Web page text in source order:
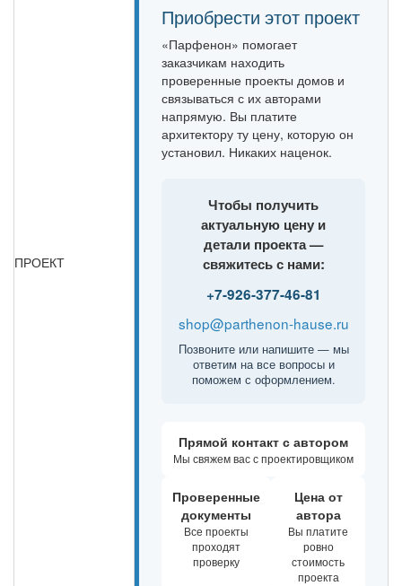
ПРОЕКТ
Приобрести этот проект
«Парфенон» помогает
заказчикам находить
проверенные проекты домов и
связываться с их авторами
напрямую. Вы платите
архитектору ту цену, которую он
установил. Никаких наценок.
Чтобы получить
актуальную цену и
детали проекта —
свяжитесь с нами:
+7-926-377-46-81
shop@parthenon-hause.ru
Позвоните или напишите — мы
ответим на все вопросы и
поможем с оформлением.
Прямой контакт с автором
Мы свяжем вас с проектировщиком
Проверенные
документы
Все проекты
проходят
проверку
Цена от
автора
Вы платите
ровно
стоимость
проекта